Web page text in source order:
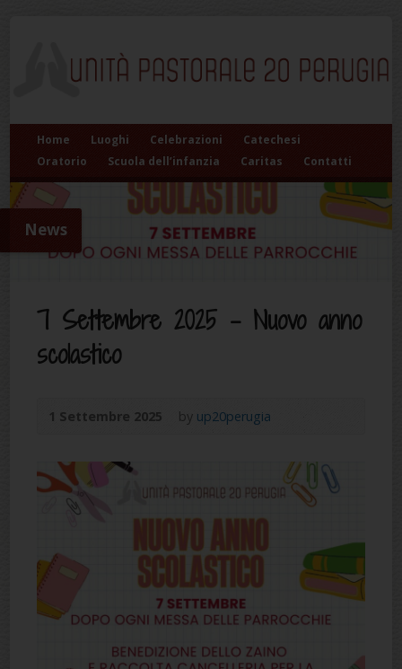
Home Luoghi Celebrazioni
Catechesi
Oratorio
Scuola dell’infanzia Caritas Contatti
News
7 Settembre 2025 – Nuovo anno
scolastico
1 Settembre 2025 by up20perugia